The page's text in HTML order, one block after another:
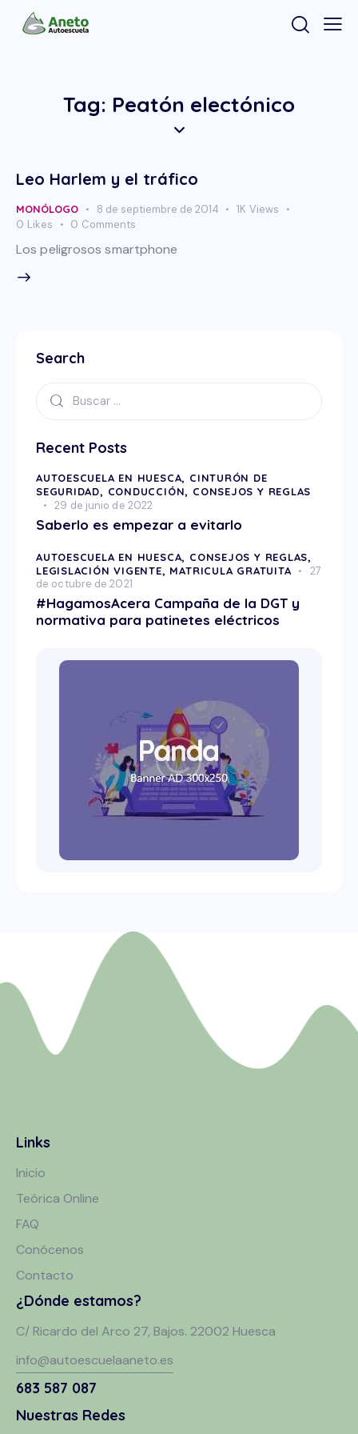
Tag: Peatón electónico
Leo Harlem y el tráfico
MONÓLOGO 8 de septiembre de 2014 1K Views
0 Likes 0 Comments
Los peligrosos smartphone
Search
Recent Posts
AUTOESCUELA EN HUESCA, CINTURÓN DE
SEGURIDAD, CONDUCCIÓN, CONSEJOS Y REGLAS
29 de junio de 2022
Saberlo es empezar a evitarlo
AUTOESCUELA EN HUESCA, CONSEJOS Y REGLAS,
LEGISLACIÓN VIGENTE, MATRICULA GRATUITA
27
de octubre de 2021
#HagamosAcera Campaña de la DGT y
normativa para patinetes eléctricos
Links
Inicio
Teórica Online
FAQ
Conócenos
Contacto
¿Dónde estamos?
C/ Ricardo del Arco 27, Bajos. 22002 Huesca
info@autoescuelaaneto.es
683 587 087
Nuestras Redes